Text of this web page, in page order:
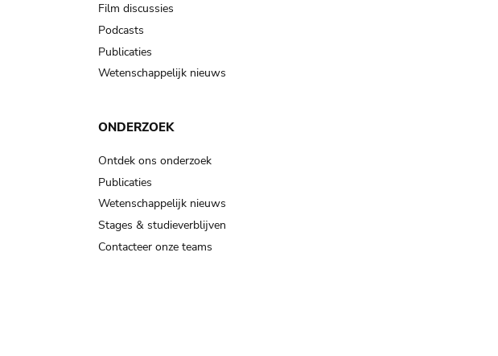
Film discussies
Podcasts
Publicaties
Wetenschappelijk nieuws
ONDERZOEK
Ontdek ons onderzoek
Publicaties
Wetenschappelijk nieuws
Stages & studieverblijven
Contacteer onze teams